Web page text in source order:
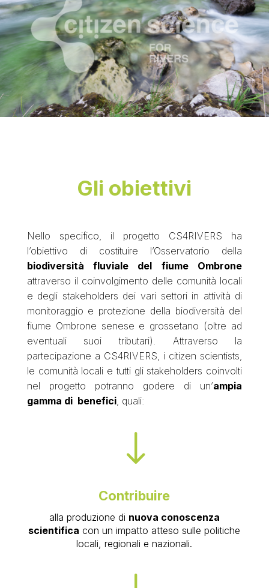
Gli obiettivi
Nello specifico, il progetto CS4RIVERS ha
l’obiettivo di costituire l’Osservatorio della
biodiversità fluviale del fiume Ombrone
attraverso il coinvolgimento delle comunità locali
e degli stakeholders dei vari settori in attività di
monitoraggio e protezione della biodiversità del
fiume Ombrone senese e grossetano (oltre ad
eventuali suoi tributari). Attraverso la
partecipazione a CS4RIVERS, i citizen scientists,
le comunità locali e tutti gli stakeholders coinvolti
nel progetto potranno godere di un’ampia
gamma di benefici, quali:
"
Contribuire
alla produzione di nuova conoscenza
scientifica con un impatto atteso sulle politiche
locali, regionali e nazionali.